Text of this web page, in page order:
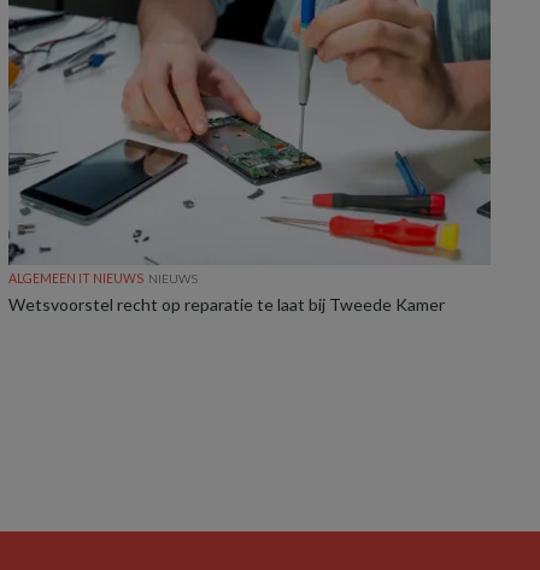
ALGEMEEN IT NIEUWS NIEUWS
Wetsvoorstel recht op reparatie te laat bij Tweede Kamer